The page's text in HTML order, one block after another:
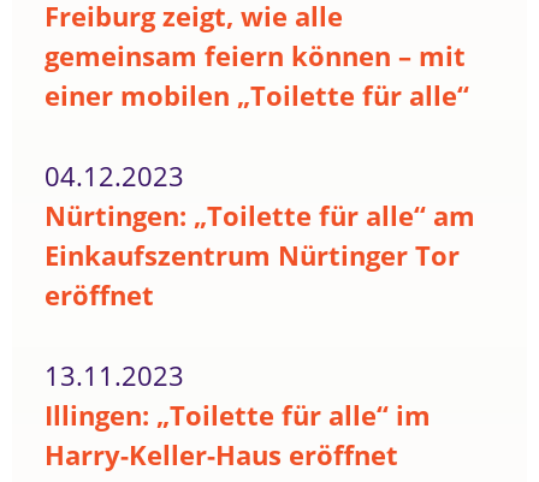
Freiburg zeigt, wie alle
gemeinsam feiern können – mit
einer mobilen „Toilette für alle“
04.12.2023
Nürtingen: „Toilette für alle“ am
Einkaufszentrum Nürtinger Tor
eröffnet
13.11.2023
Illingen: „Toilette für alle“ im
Harry-Keller-Haus eröffnet